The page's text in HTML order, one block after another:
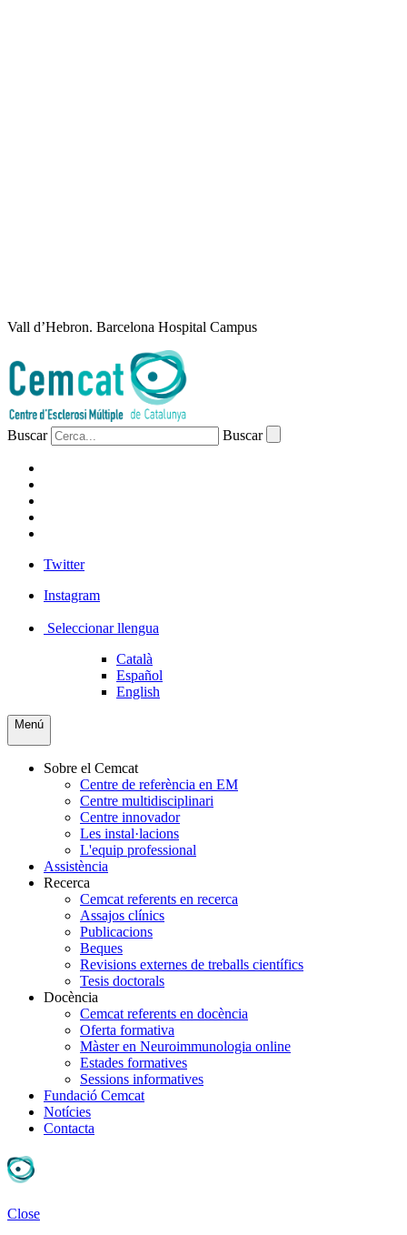
Vall d’Hebron. Barcelona Hospital Campus
Buscar Buscar
Twitter
Instagram
Seleccionar llengua
Català
Español
English
Menú
Sobre el Cemcat
Centre de referència en EM
Centre multidisciplinari
Centre innovador
Les instal·lacions
L'equip professional
Assistència
Recerca
Cemcat referents en recerca
Assajos clínics
Publicacions
Beques
Revisions externes de treballs científics
Tesis doctorals
Docència
Cemcat referents en docència
Oferta formativa
Màster en Neuroimmunologia online
Estades formatives
Sessions informatives
Fundació Cemcat
Notícies
Contacta
Close